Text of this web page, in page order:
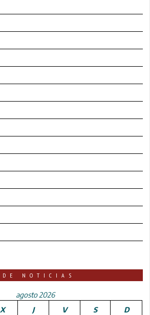
NOTICIAS
agosto 2026
X J V S D